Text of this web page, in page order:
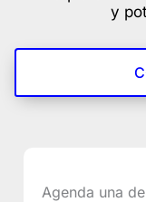
y
Agenda una